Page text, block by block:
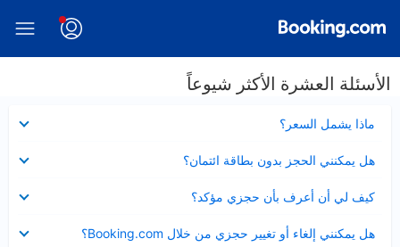
الأسئلة العشرة الأكثر شيوعاً
ماذا يشمل السعر؟
مصغر
هل يمكنني الحجز بدون بطاقة ائتمان؟
مصغر
كيف لي أن أعرف بأن حجزي مؤكد؟
مصغر
هل يمكنني إلغاء أو تغيير حجزي من خلال Booking.com؟
مصغر